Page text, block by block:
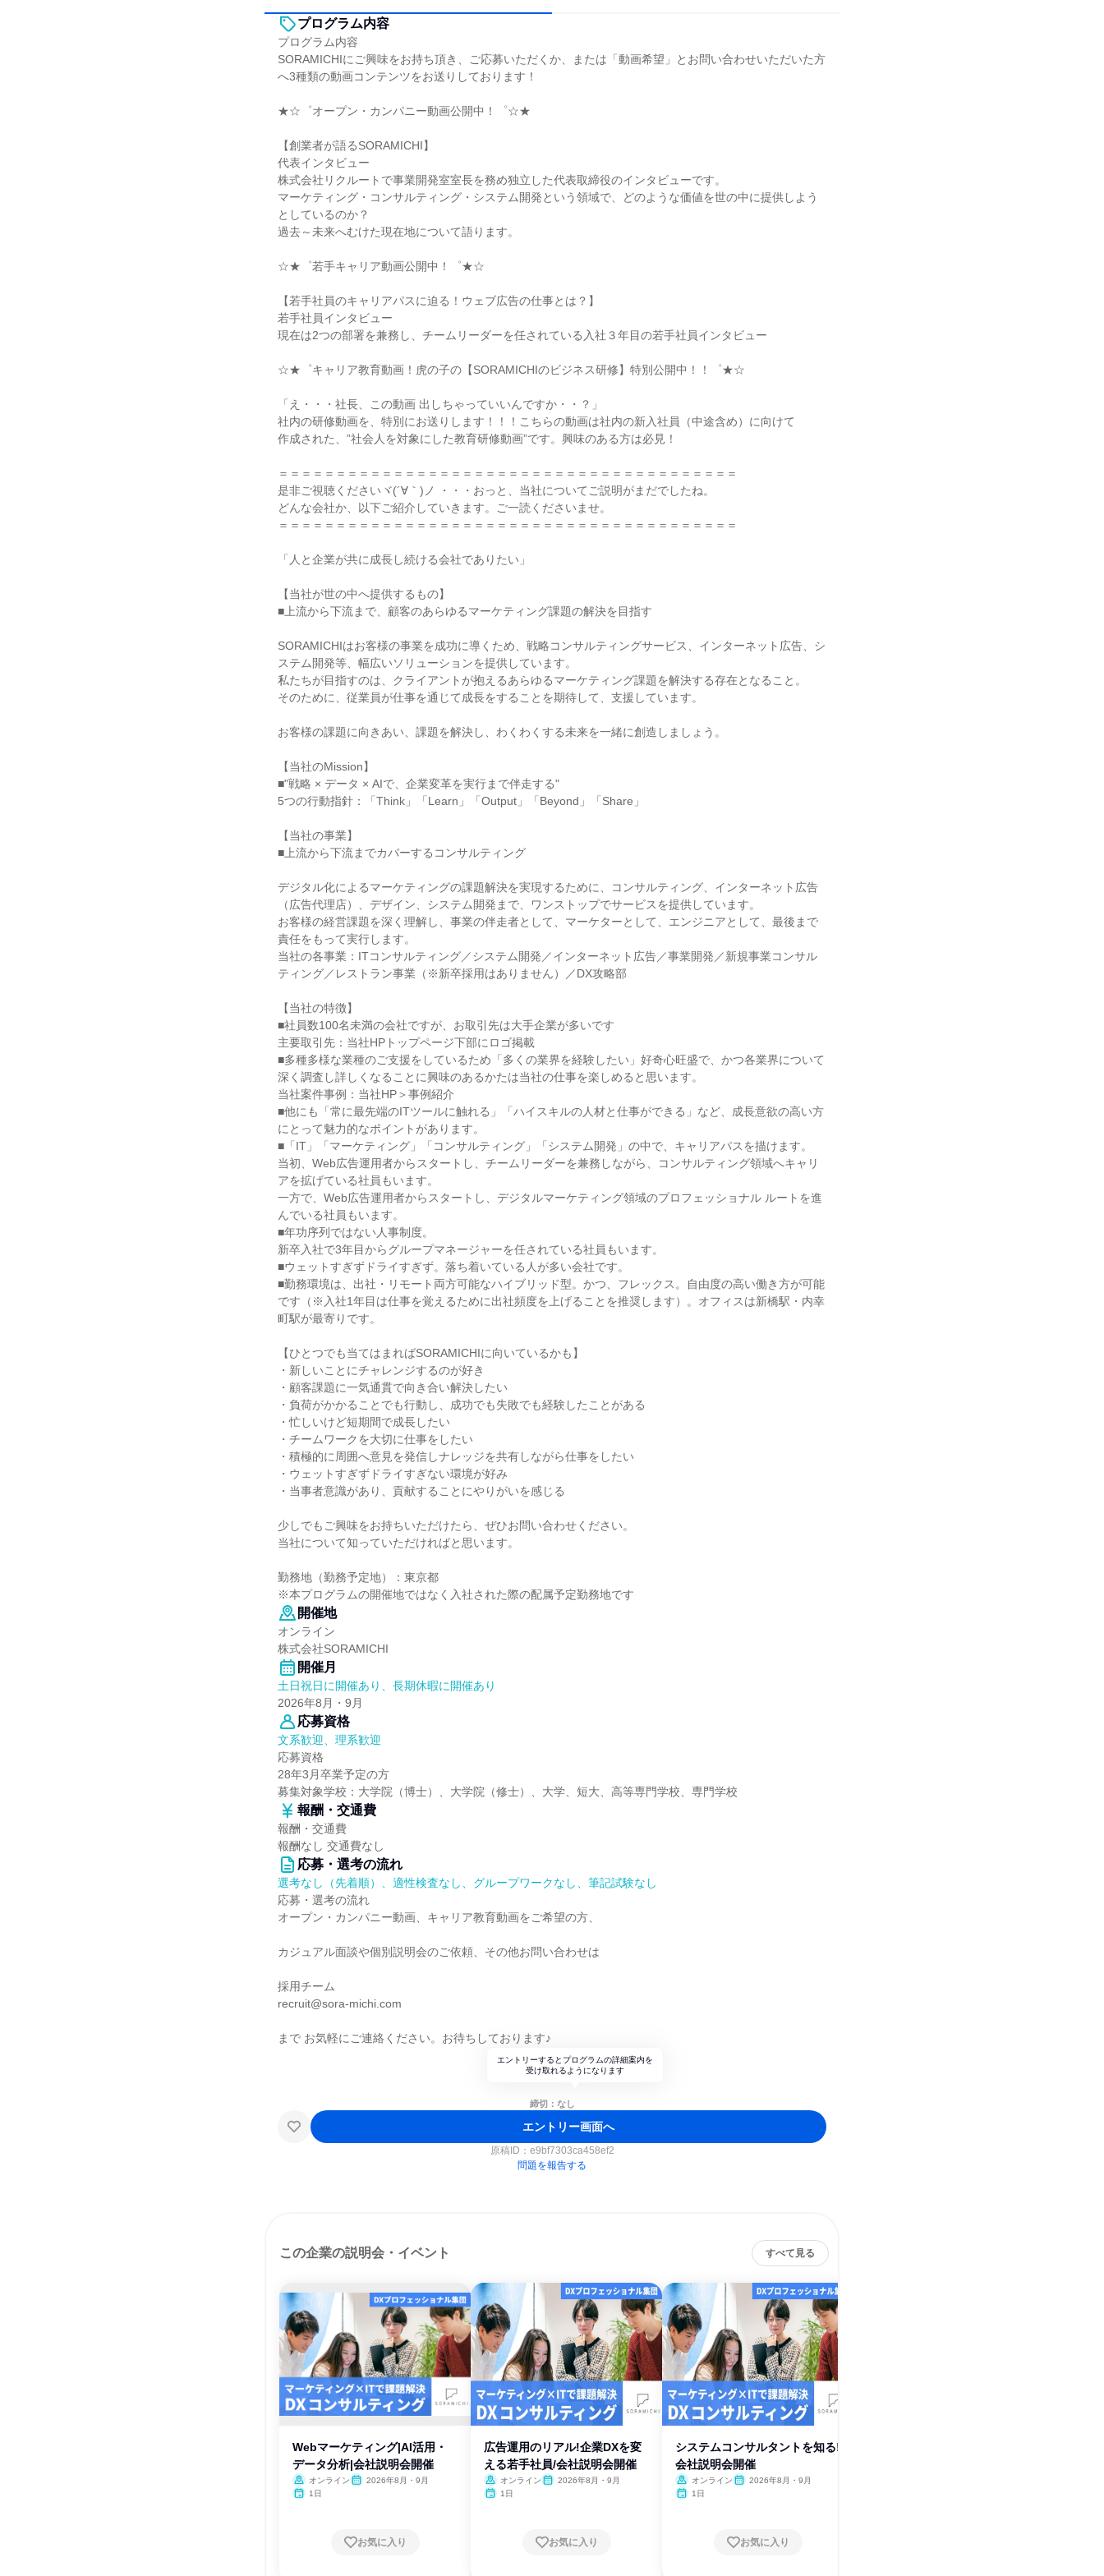
プログラム内容
プログラム内容
SORAMICHIにご興味をお持ち頂き、ご応募いただくか、または「動画希望」とお問い合わせいただいた方
へ3種類の動画コンテンツをお送りしております！
★☆゜オープン・カンパニー動画公開中！゜☆★
【創業者が語るSORAMICHI】
代表インタビュー
株式会社リクルートで事業開発室室長を務め独立した代表取締役のインタビューです。
マーケティング・コンサルティング・システム開発という領域で、どのような価値を世の中に提供しよう
としているのか？
過去～未来へむけた現在地について語ります。
☆★゜若手キャリア動画公開中！゜★☆
【若手社員のキャリアパスに迫る！ウェブ広告の仕事とは？】
若手社員インタビュー
現在は2つの部署を兼務し、チームリーダーを任されている入社３年目の若手社員インタビュー
☆★゜キャリア教育動画！虎の子の【SORAMICHIのビジネス研修】特別公開中！！゜★☆
「え・・・社長、この動画 出しちゃっていいんですか・・？」
社内の研修動画を、特別にお送りします！！！こちらの動画は社内の新入社員（中途含め）に向けて
作成された、”社会人を対象にした教育研修動画”です。興味のある方は必見！
＝＝＝＝＝＝＝＝＝＝＝＝＝＝＝＝＝＝＝＝＝＝＝＝＝＝＝＝＝＝＝＝＝＝＝＝＝＝＝＝
是非ご視聴くださいヾ(´∀｀)ノ ・・・おっと、当社についてご説明がまだでしたね。
どんな会社か、以下ご紹介していきます。ご一読くださいませ。
＝＝＝＝＝＝＝＝＝＝＝＝＝＝＝＝＝＝＝＝＝＝＝＝＝＝＝＝＝＝＝＝＝＝＝＝＝＝＝＝
「人と企業が共に成長し続ける会社でありたい」
【当社が世の中へ提供するもの】
■上流から下流まで、顧客のあらゆるマーケティング課題の解決を目指す
SORAMICHIはお客様の事業を成功に導くため、戦略コンサルティングサービス、インターネット広告、シ
ステム開発等、幅広いソリューションを提供しています。
私たちが目指すのは、クライアントが抱えるあらゆるマーケティング課題を解決する存在となること。
そのために、従業員が仕事を通じて成長をすることを期待して、支援しています。
お客様の課題に向きあい、課題を解決し、わくわくする未来を一緒に創造しましょう。
【当社のMission】
■"戦略 × データ × AIで、企業変革を実行まで伴走する"
5つの行動指針：「Think」「Learn」「Output」「Beyond」「Share」
【当社の事業】
■上流から下流までカバーするコンサルティング
デジタル化によるマーケティングの課題解決を実現するために、コンサルティング、インターネット広告
（広告代理店）、デザイン、システム開発まで、ワンストップでサービスを提供しています。
お客様の経営課題を深く理解し、事業の伴走者として、マーケターとして、エンジニアとして、最後まで
責任をもって実行します。
当社の各事業：ITコンサルティング／システム開発／インターネット広告／事業開発／新規事業コンサル
ティング／レストラン事業（※新卒採用はありません）／DX攻略部
【当社の特徴】
■社員数100名未満の会社ですが、お取引先は大手企業が多いです
主要取引先：当社HPトップページ下部にロゴ掲載
■多種多様な業種のご支援をしているため「多くの業界を経験したい」好奇心旺盛で、かつ各業界について
深く調査し詳しくなることに興味のあるかたは当社の仕事を楽しめると思います。
当社案件事例：当社HP＞事例紹介
■他にも「常に最先端のITツールに触れる」「ハイスキルの人材と仕事ができる」など、成長意欲の高い方
にとって魅力的なポイントがあります。
■「IT」「マーケティング」「コンサルティング」「システム開発」の中で、キャリアパスを描けます。
当初、Web広告運用者からスタートし、チームリーダーを兼務しながら、コンサルティング領域へキャリ
アを拡げている社員もいます。
一方で、Web広告運用者からスタートし、デジタルマーケティング領域のプロフェッショナル ルートを進
んでいる社員もいます。
■年功序列ではない人事制度。
新卒入社で3年目からグループマネージャーを任されている社員もいます。
■ウェットすぎずドライすぎず。落ち着いている人が多い会社です。
■勤務環境は、出社・リモート両方可能なハイブリッド型。かつ、フレックス。自由度の高い働き方が可能
です（※入社1年目は仕事を覚えるために出社頻度を上げることを推奨します）。オフィスは新橋駅・内幸
町駅が最寄りです。
【ひとつでも当てはまればSORAMICHIに向いているかも】
・新しいことにチャレンジするのが好き
・顧客課題に一気通貫で向き合い解決したい
・負荷がかかることでも行動し、成功でも失敗でも経験したことがある
・忙しいけど短期間で成長したい
・チームワークを大切に仕事をしたい
・積極的に周囲へ意見を発信しナレッジを共有しながら仕事をしたい
・ウェットすぎずドライすぎない環境が好み
・当事者意識があり、貢献することにやりがいを感じる
少しでもご興味をお持ちいただけたら、ぜひお問い合わせください。
当社について知っていただければと思います。
勤務地（勤務予定地）：東京都
※本プログラムの開催地ではなく入社された際の配属予定勤務地です
開催地
オンライン
株式会社SORAMICHI
開催月
土日祝日に開催あり、長期休暇に開催あり
2026年8月・9月
応募資格
文系歓迎、理系歓迎
応募資格
28年3月卒業予定の方
募集対象学校：大学院（博士）、大学院（修士）、大学、短大、高等専門学校、専門学校
報酬・交通費
報酬・交通費
報酬なし 交通費なし
応募・選考の流れ
選考なし（先着順）、適性検査なし、グループワークなし、筆記試験なし
応募・選考の流れ
オープン・カンパニー動画、キャリア教育動画をご希望の方、
カジュアル面談や個別説明会のご依頼、その他お問い合わせは
採用チーム
recruit@sora-michi.com
まで お気軽にご連絡ください。お待ちしております♪
エントリーするとプログラムの詳細案内を
受け取れるようになります
締切：なし
エントリー画面へ
原稿ID： e9bf7303ca458ef2
問題を報告する
この企業の説明会・イベント すべて見る
Webマーケティング|AI活用・
データ分析|会社説明会開催
オンライン
2026年8月・9月
1日
お気に入り
広告運用のリアル!企業DXを変
える若手社員/会社説明会開催
オンライン
2026年8月・9月
1日
お気に入り
システムコンサルタントを知る!
会社説明会開催
オンライン
2026年8月・9月
1日
お気に入り